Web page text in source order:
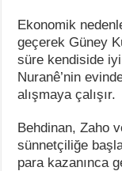
Ekonomik
geçerek Güney
süre kendiside
Nuranê’nin
alışmaya çalışır.
Behdinan, Zaho
sünnetçiliğe
para kazanınca